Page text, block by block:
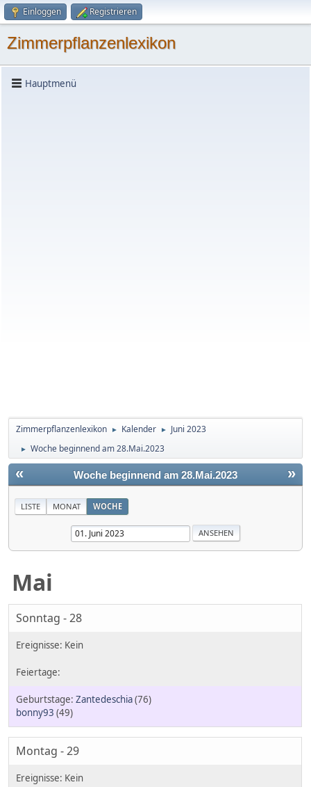
Einloggen Registrieren
Zimmerpflanzenlexikon
Hauptmenü
Zimmerpflanzenlexikon ► Kalender ► Juni 2023
► Woche beginnend am 28.Mai.2023
« »
Woche beginnend am 28.Mai.2023
LISTE MONAT WOCHE
Mai
Sonntag - 28
Zantedeschia(76)
bonny93 (49)
Montag - 29